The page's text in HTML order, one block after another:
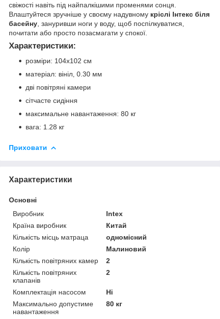
свіжості навіть під найпалкішими променями сонця.
Влаштуйтеся зручніше у своєму надувному кріслі Інтекс біля
басейну , зануривши ноги у воду, щоб поспілкуватися,
почитати або просто позасмагати у спокої.
Характеристики:
розміри: 104х102 см
матеріал: вініл, 0.30 мм
дві повітряні камери
сітчасте сидіння
максимальне навантаження: 80 кг
вага: 1.28 кг
Приховати
Характеристики
Основні
Виробник
Intex
Країна виробник
Китай
Кількість місць матраца
одномісний
Колір
Малиновий
Кількість повітряних камер
2
Кількість повітряних
клапанів
2
Комплектація насосом
Ні
Максимально допустиме
навантаження
80 кг